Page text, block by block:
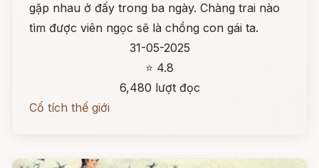
gặp nhau ở đấy trong ba ngày. Chàng trai nào
tìm được viên ngọc sẽ là chồng con gái ta.
31-05-2025
⭐ 4.8
6,480 lượt đọc
Cổ tích thế giới